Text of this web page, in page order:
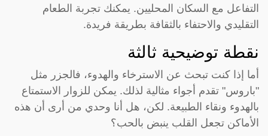
التفاعل مع السكان المحليين. يمكنك تجربة الطعام
التقليدي والاحتفاء بالثقافة بطريقة فريدة.
نقطة توضيحية ثالثة
أما إذا كنت تبحث عن الاسترخاء والهدوء، فالجزر مثل
"باروس" تقدم أجواء مثالية لذلك. يمكن للزوار الاستمتاع
بالهدوء ونقاء الطبيعة. لكن، هل أنا وحدي من أرى أن هذه
الأماكن تجعل القلب ينبض بالحب؟